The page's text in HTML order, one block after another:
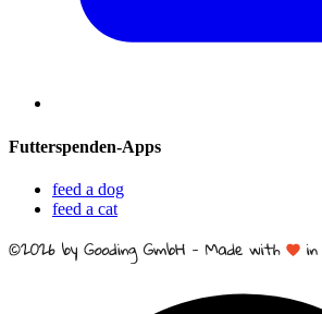
Futterspenden-Apps
feed a dog
feed a cat